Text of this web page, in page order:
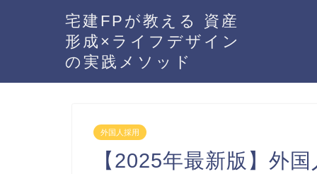
宅建FPが教える 資産
形成×ライフデザイン
の実践メソッド
外国人採用
【2025年最新版】外